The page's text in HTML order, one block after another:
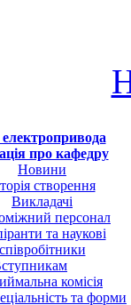
про кафедру
Новини
створення
Викладачі
персонал
та наукові
співробітники
комісія
та форми